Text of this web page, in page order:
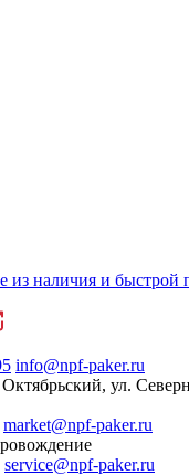
из наличия и быстрой
info@npf-paker.ru
ул.
market@npf-paker.ru
service@npf-paker.ru